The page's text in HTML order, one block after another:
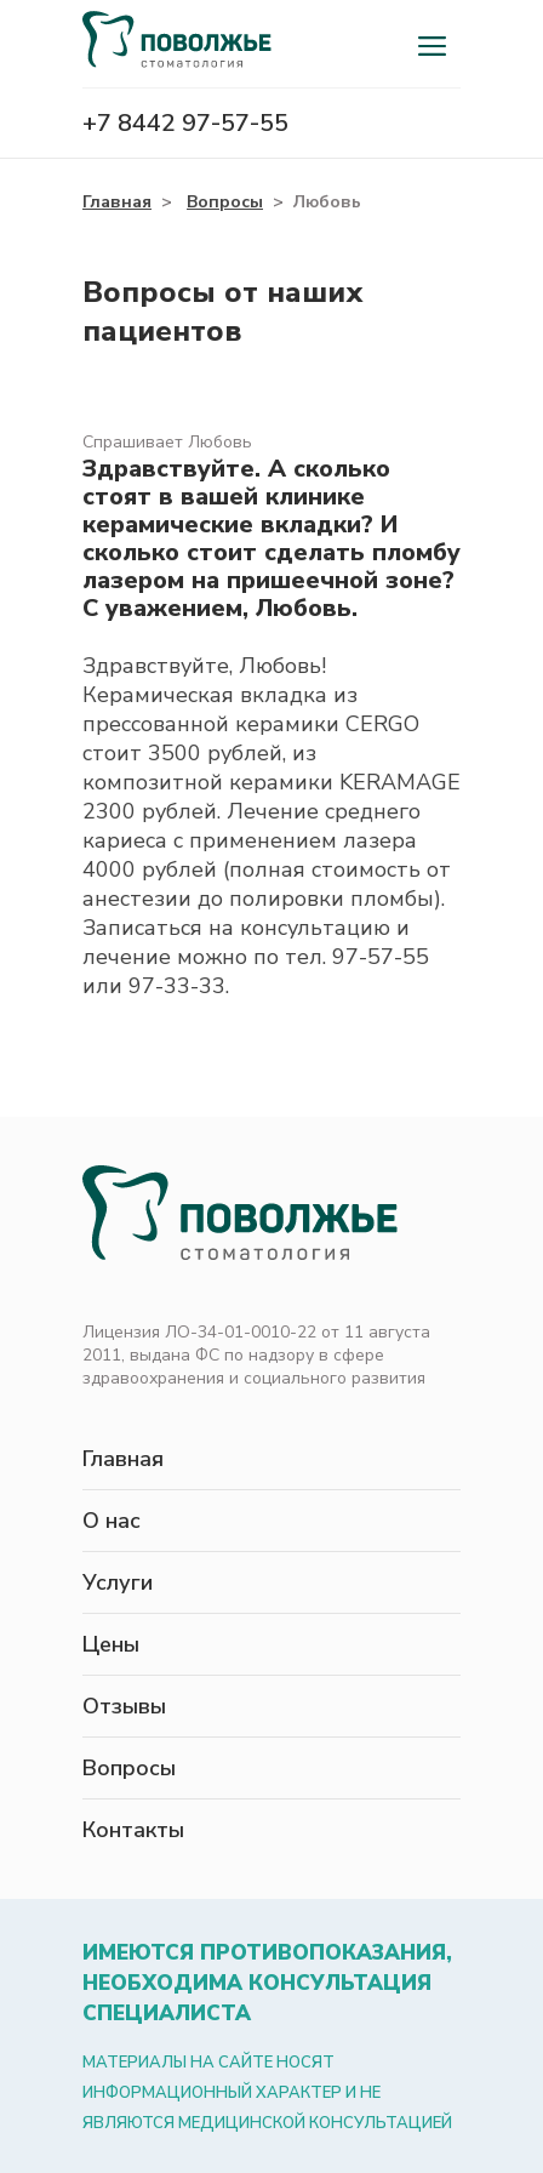
+7 8442 97-57-55
Главная > Вопросы > Любовь
Вопросы от наших
пациентов
Спрашивает Любовь
Здравствуйте. А сколько
стоят в вашей клинике
керамические вкладки? И
сколько стоит сделать пломбу
лазером на пришеечной зоне?
С уважением, Любовь.
Здравствуйте, Любовь!
Керамическая вкладка из
прессованной керамики CERGO
стоит 3500 рублей, из
композитной керамики KERAMAGE
2300 рублей. Лечение среднего
кариеса с применением лазера
4000 рублей (полная стоимость от
анестезии до полировки пломбы).
Записаться на консультацию и
лечение можно по тел. 97-57-55
или 97-33-33.
Лицензия ЛО-34-01-0010-22 от 11 августа
2011, выдана ФС по надзору в сфере
здравоохранения и социального развития
Главная
О нас
Услуги
Цены
Отзывы
Вопросы
Контакты
ИМЕЮТСЯ ПРОТИВОПОКАЗАНИЯ,
НЕОБХОДИМА КОНСУЛЬТАЦИЯ
СПЕЦИАЛИСТА
МАТЕРИАЛЫ НА САЙТЕ НОСЯТ
ИНФОРМАЦИОННЫЙ ХАРАКТЕР И НЕ
ЯВЛЯЮТСЯ МЕДИЦИНСКОЙ КОНСУЛЬТАЦИЕЙ